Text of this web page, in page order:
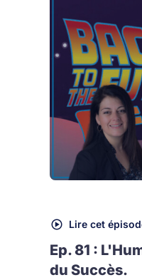
Lire cet
Ep. 81 :
du Succès.